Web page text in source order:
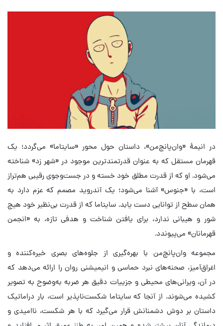
در انیمهٔ «وان‌پانچ‌من»، داستان حول محور «سایتاما» می‌گردد؛ یک
قهرمان مستقل که به عنوان قدرتمندترین موجود در «شهر زد» شناخته
می‌شود. او که از قدرت مطلق خود خسته و در جست‌وجوی رقیبی هم‌تراز
است، با «جنوس» آشنا می‌شود؛ یک آندروید مصمم که عزم دارد به
همان سطح از توانایی دست یابد. سایتاما که از قدرت بی‌نظیر خود هیچ
شور و هیبانی ندارد، برای یافتن شناخت و هدفی تازه، به «انجمن
قهرمانان» می‌پیوندد.
مجموعه وان‌پانچ‌من با بهره‌گیری از جلوه‌های بصری خیره‌کننده و
اغراق‌آمیز، صحنه‌های نبرد حماسی و انیمیشنی روان را ارائه می‌دهد که
در آن، ویرانی‌های محیطی و جزییات دقیق هر ضربه به‌وضوح به تصویر
کشیده می‌شوند. از آنجا که سایتاما شکست‌ناپذیر است، بار دراماتیک
داستان بر دوش دشمنانش قرار می‌گیرد که با هر شکست، ناامیدی و